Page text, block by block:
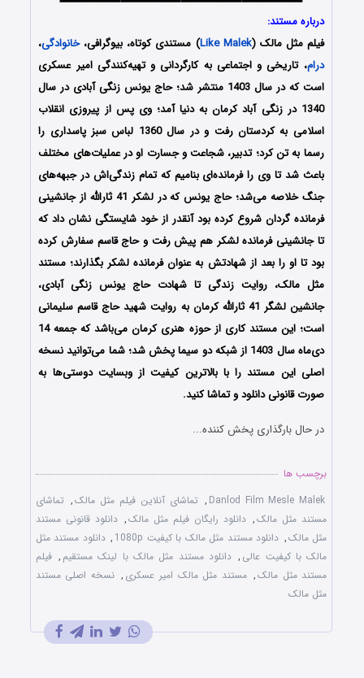
درباره مستند:
فیلم مثل مالک (Like Malek) مستندی کوتاه، بیوگرافی،خانوادگی،
درام، تاریخی و اجتماعی به کارگردانی و تهیه‌کنندگی امیر عسکری
است که در سال 1403 منتشر شد؛ حاج یونس زنگی آبادی در سال
1340 در زنگی آباد کرمان به دنیا آمد؛ وی پس از پیروزی انقلاب
اسلامی به کردستان رفت و در سال 1360 لباس سبز پاسداری را
رسما به تن کرد؛ تدبیر، شجاعت و جسارت او در عملیات‌های مختلف
باعث شد تا وی را فرمانده‌ای بنامیم که تمام زندگی‌اش در جبهه‌های
جنگ خلاصه می‌شد؛ حاج یونس که در لشکر 41 ثارالله از جانشینی
فرمانده گردان شروع کرده بود آنقدر از خود شایستگی نشان داد که
تا جانشینی فرمانده لشکر هم پیش رفت و حاج قاسم سفارش کرده
بود تا او را بعد از شهادتش به عنوان فرمانده لشکر بگذارند؛ مستند
مثل مالک، روایت زندگی تا شهادت حاج یونس زنگی آبادی،
جانشین لشگر 41 ثارالله کرمان به روایت شهید حاج قاسم سلیمانی
است؛ این مستند کاری از حوزه هنری کرمان می‌باشد که جمعه 14
دی‌ماه سال 1403 از شبکه دو سیما پخش شد؛ شما می‌توانید نسخه
اصلی این مستند را با بالاترین کیفیت از وبسایت دوستی‌ها به
صورت قانونی دانلود و تماشا کنید.
در حال بارگذاری پخش کننده...
برچسب ها
Danlod Film Mesle Malek
, تماشای آنلاین فیلم مثل مالک, تماشای
مستند مثل مالک, دانلود رایگان فیلم مثل مالک, دانلود قانونی مستند
مثل مالک, دانلود مستند مثل مالک با کیفیت 1080p , دانلود مستند مثل
مالک با کیفیت عالی , دانلود مستند مثل مالک با لینک مستقیم , فیلم
مستند مثل مالک, مستند مثل مالک امیر عسکری , نسخه اصلی مستند
مثل مالک